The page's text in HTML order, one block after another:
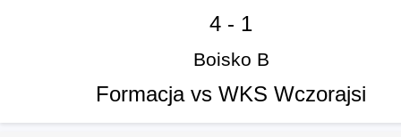
4 - 1
Boisko B
Formacja vs WKS Wczorajsi